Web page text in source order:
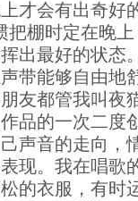
才会有出奇好
把棚时定在晚
出最好的状态
带能够自由地
友都管我叫夜
品的一次二度
声音的走向，
现。我在唱歌
的衣服，有时